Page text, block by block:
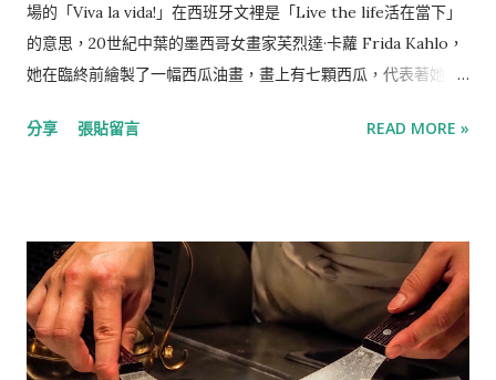
場的「Viva la vida!」在西班牙文裡是「Live the life活在當下」
的意思，20世紀中葉的墨西哥女畫家芙烈達·卡蘿 Frida Kahlo，
她在臨終前繪製了一幅西瓜油畫，畫上有七顆西瓜，代表著她從
「Viva la vida」，高喊著生命萬歲，為她雖然充滿波折與苦難卻
無界」標識的小鬍子則是她迷人的特色。 芙烈達出生在20世紀初
的墨西哥城，家境小康，在墨西哥的改革與變動裡成長，她因生
病而從小不良於行，並曾因遭受欺凌而短暫自卑，但父親對她的
陪伴與照顧讓她走出傷痛，像常人一樣生活並且自信又神采奕
分享 張貼留言 READ MORE »